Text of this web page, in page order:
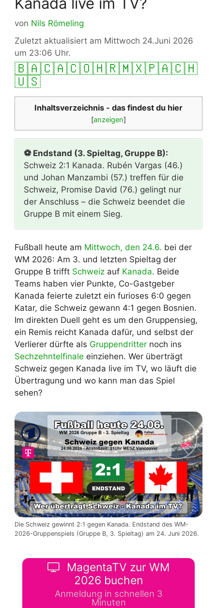
von Nils Römeling
Zuletzt aktualisiert am Mittwoch 24.Juni 2026
um 23:06 Uhr.
🇧🇦🇨🇦🇨🇴🇭🇷🇲🇽🇵🇦🇨🇭
🇺🇸
Inhaltsverzeichnis - das findest du hier
[anzeigen]
⚽ Endstand (3. Spieltag, Gruppe B):
Schweiz 2:1 Kanada. Rubén Vargas (46.)
und Johan Manzambi (57.) treffen für die
Schweiz, Promise David (76.) gelingt nur
der Anschluss – die Schweiz beendet die
Gruppe B mit einem Sieg.
Fußball heute am Mittwoch, den 24.6. bei der
WM 2026: Am 3. und letzten Spieltag der
Gruppe B trifft Schweiz auf Kanada. Beide
Teams haben vier Punkte, Co-Gastgeber
Kanada feierte zuletzt ein furioses 6:0 gegen
Katar, die Schweiz gewann 4:1 gegen Bosnien.
Im direkten Duell geht es um den Gruppensieg,
ein Remis reicht Kanada dafür, und selbst der
Verlierer dürfte als Gruppendritter noch ins
Sechzehntelfinale einziehen. Wer überträgt
Schweiz gegen Kanada live im TV, wo läuft die
Übertragung und wo kann man das Spiel
sehen?
Die Schweiz gewinnt 2:1 gegen Kanada. Endstand des WM-
2026-Gruppenspiels (Gruppe B, 3. Spieltag) am 24. Juni 2026.
MagentaTV zur WM
2026 buchen
Anmeldung in schnellen 3
Minuten